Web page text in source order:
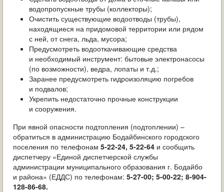
водопропускные трубы (коллекторы);
Очистить существующие водоотводы (трубы),
находящиеся на придомовой территории или рядом
с ней, от снега, льда, мусора;
Предусмотреть водооткачивающие средства
и необходимый инструмент: бытовые электронасосы
(по возможности), ведра, лопаты и т.д.;
Заранее предусмотреть гидроизоляцию погребов
и подвалов;
Укрепить недостаточно прочные конструкции
и сооружения.
При явной опасности подтопления (подтоплении) –
обратиться в администрацию Бодайбинского городского
поселения по телефонам 5-22-24, 5-22-64 и сообщить
диспетчеру «Единой диспетчерской службы
администрации муниципального образования г. Бодайбо
и района» (ЕДДС) по телефонам: 5-27-00; 5-00-22; 8-904-
128-86-68.